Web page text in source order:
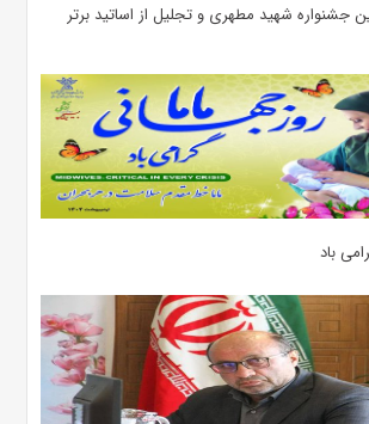
جشنواره شهید مطهری و تجلیل از اساتید برتر
باد